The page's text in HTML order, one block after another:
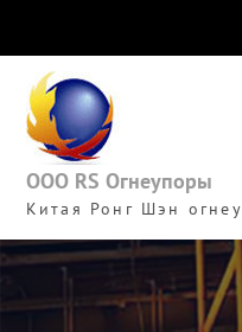
content
ООО RS Огнеупоры
Китая Ронг Шэн